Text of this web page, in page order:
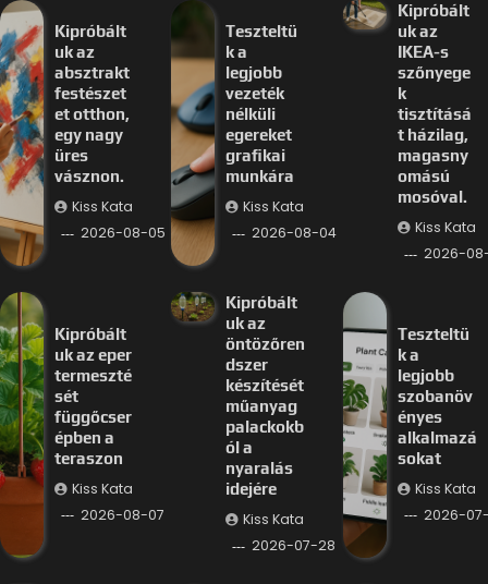
Kipróbált
uk az
absztrakt
festészet
et otthon,
egy nagy
üres
vásznon.
Kiss Kata
2026-08-05
Teszteltü
k a
legjobb
vezeték
nélküli
egereket
grafikai
munkára
Kiss Kata
2026-08-04
Kipróbált
uk az
IKEA-s
szőnyege
k
tisztításá
t házilag,
magasny
omású
mosóval.
Kiss Kata
2026-
Kipróbált
uk az eper
termeszté
sét
függőcser
épben a
teraszon
Kiss Kata
2026-08-07
Kipróbált
uk az
öntözőren
dszer
készítését
műanyag
palackokb
ól a
nyaralás
idejére
Kiss Kata
2026-07-28
Teszteltü
k a
legjobb
szobanöv
ényes
alkalmazá
sokat
Kiss Kata
2026-